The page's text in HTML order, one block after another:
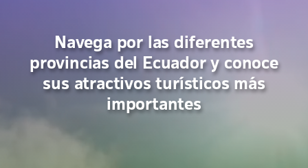
Navega por las diferentes
provincias del Ecuador y conoce
sus atractivos turísticos más
importantes